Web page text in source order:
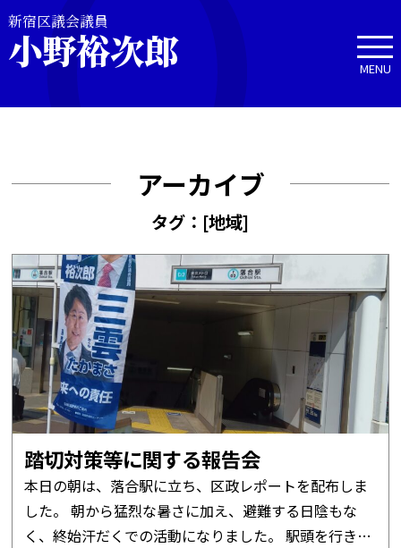
新宿区議会議員
小野裕次郎 MENU
アーカイブ
タグ：[地域]
踏切対策等に関する報告会
本日の朝は、落合駅に立ち、区政レポートを配布しま
した。 朝から猛烈な暑さに加え、避難する日陰もな
く、終始汗だくでの活動になりました。 駅頭を行きか